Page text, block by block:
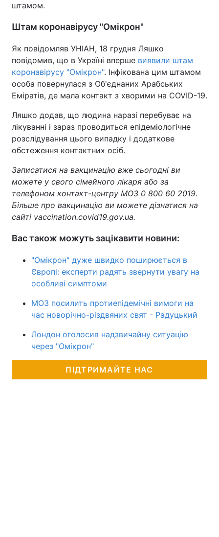
штамом.
Штам коронавірусу "Омікрон"
Як повідомляв УНІАН, 18 грудня Ляшко
повідомив, що в Україні вперше виявили штам
коронавірусу "Омікрон". Інфікована цим штамом
особа повернулася з Об'єднаних Арабських
Еміратів, де мала контакт з хворими на COVID-19.
Ляшко додав, що людина наразі перебуває на
лікуванні і зараз проводиться епідеміологічне
розслідування цього випадку і додаткове
обстеження контактних осіб.
Записатися на вакцинацію вже сьогодні ви
можете у свого сімейного лікаря або за
телефоном контакт-центру МОЗ 0 800 60 2019.
Більше про вакцинацію ви можете дізнатися на
сайті vaccination.covid19.gov.ua.
Вас також можуть зацікавити новини:
"Омікрон" дуже швидко поширюється в
Європі: експерти радять звернути увагу на
особливі симптоми
МОЗ посилить протиепідемічні вимоги на
час новорічно-різдвяних свят - Радуцький
Лондон оголосив надзвичайну ситуацію
через "Омікрон"
ПІДТРИМАЙТЕ НАС